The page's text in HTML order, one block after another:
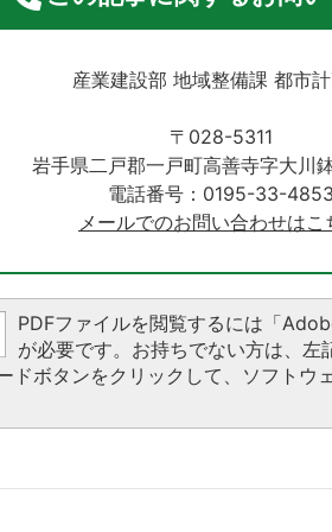
産業建設部 地域整備課 都市
〒028-5311
岩手県二戸郡一戸町高善寺字大川
電話番号：0195-33-4853
メールでのお問い合わせはこ
PDFファイルを閲覧するには「
が必要です。お持ちでない方は、
ドボタンをクリックして、ソフトウ